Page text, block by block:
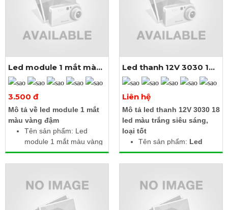
Cấp độ bảo vệ: IP65
Xem thêm ảnh
Led module 1 mắt màu
vàng đậm
3.500 đ
Mô tả về led module 1 mắt
màu vàng đậm
Tên sản phẩm: Led
module 1 mắt màu vàng
đậm
Điện áp: 12V DC
module
Kích thước: 2.5m gồm
20 bóng liền dây
Xem thêm ảnh
Led thanh 12V 3030 18
led màu trắng
Liên hệ
Mô tả led thanh 12V 3030 18
led màu trắng siêu sáng,
loại tốt
Tên sản phẩm: Led
thanh 12V 3030 18 led
màu trắng
12V
Công suất: 27W
Màu ánh sáng: Trắng